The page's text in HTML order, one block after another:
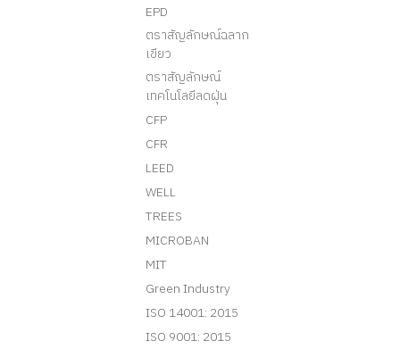
EPD
ตราสัญลักษณ์ฉลาก
เขียว
ตราสัญลักษณ์
เทคโนโลยีลดฝุ่น
CFP
CFR
LEED
WELL
TREES
MICROBAN
MIT
Green Industry
ISO 14001: 2015
ISO 9001: 2015